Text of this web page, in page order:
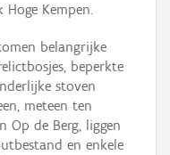
Kempen.
belangrijke
beperkte
stoven
meteen ten
Op de Berg, liggen
en enkele